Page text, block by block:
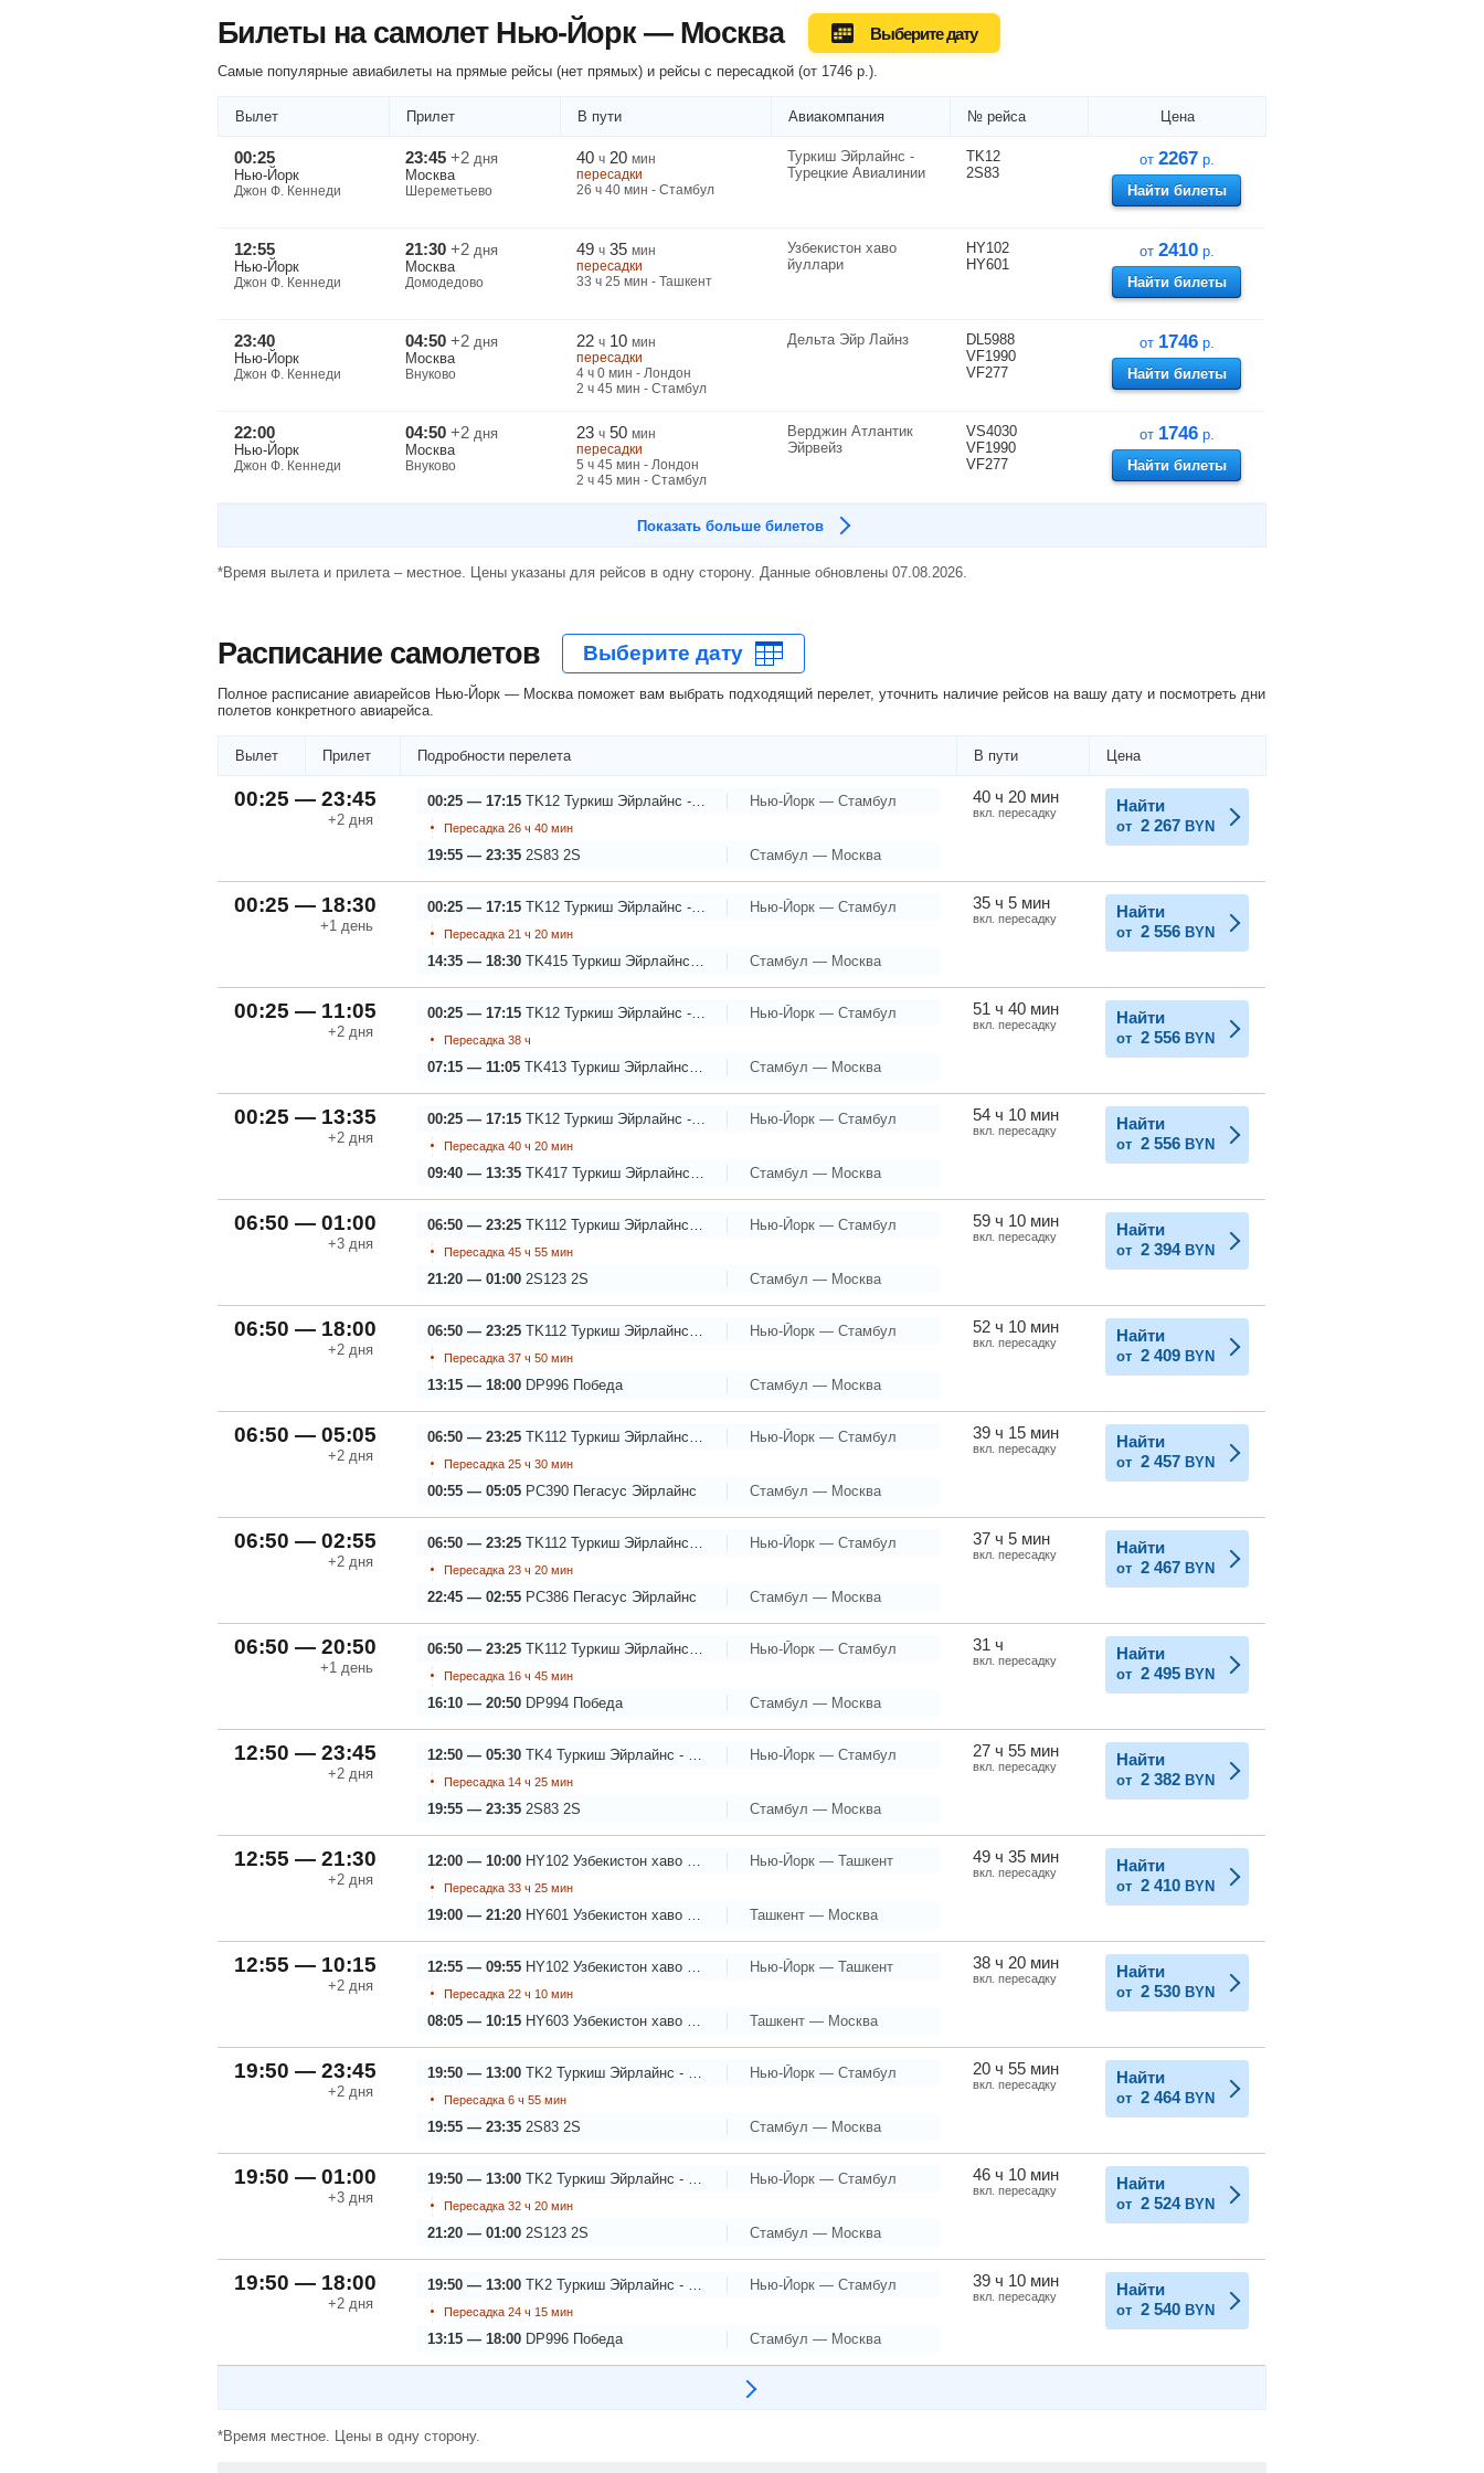
Билеты на самолет Нью-Йорк — Москва Выберите дату
Самые популярные авиабилеты на прямые рейсы (нет прямых) и рейсы с пересадкой (от 1746 р.).
Вылет Прилет В пути Авиакомпания № рейса Цена
00:25
Нью-Йорк
Джон Ф. Кеннеди
23:45 +2 дня
Москва
Шереметьево
40 ч 20 мин
пересадки
26 ч 40 мин - Стамбул
Туркиш Эйрлайнс -
Турецкие Авиалинии
TK12
2S83
от 2267 р.
Найти билеты
12:55
Нью-Йорк
Джон Ф. Кеннеди
21:30 +2 дня
Москва
Домодедово
49 ч 35 мин
пересадки
33 ч 25 мин - Ташкент
Узбекистон хаво
йуллари
HY102
HY601
от 2410 р.
Найти билеты
23:40
Нью-Йорк
Джон Ф. Кеннеди
04:50 +2 дня
Москва
Внуково
22 ч 10 мин
пересадки
4 ч 0 мин - Лондон
2 ч 45 мин - Стамбул
Дельта Эйр Лайнз
DL5988
VF1990
VF277
от 1746 р.
Найти билеты
22:00
Нью-Йорк
Джон Ф. Кеннеди
04:50 +2 дня
Москва
Внуково
23 ч 50 мин
пересадки
5 ч 45 мин - Лондон
2 ч 45 мин - Стамбул
Верджин Атлантик
Эйрвейз
VS4030
VF1990
VF277
от 1746 р.
Найти билеты
Показать больше билетов
*Время вылета и прилета – местное. Цены указаны для рейсов в одну сторону. Данные обновлены 07.08.2026.
Расписание самолетов
Полное расписание авиарейсов Нью-Йорк — Москва поможет вам выбрать подходящий перелет, уточнить наличие рейсов на вашу дату и посмотреть дни
полетов конкретного авиарейса.
Вылет Прилет Подробности перелета В пути Цена
00:25 — 23:45
+2 дня
00:25 — 17:15 TK12 Туркиш Эйрлайнс - Турецкие Авиалинии Нью-Йорк — Стамбул
Пересадка 26 ч 40 мин
19:55 — 23:35 2S83 2S Стамбул — Москва
40 ч 20 мин
вкл. пересадку Найти
от 2 267 BYN
00:25 — 18:30
+1 день
00:25 — 17:15 TK12 Туркиш Эйрлайнс - Турецкие Авиалинии Нью-Йорк — Стамбул
Пересадка 21 ч 20 мин
14:35 — 18:30 TK415 Туркиш Эйрлайнс - Турецкие Авиалинии Стамбул — Москва
35 ч 5 мин
вкл. пересадку Найти
от 2 556 BYN
00:25 — 11:05
+2 дня
00:25 — 17:15 TK12 Туркиш Эйрлайнс - Турецкие Авиалинии Нью-Йорк — Стамбул
Пересадка 38 ч
07:15 — 11:05 TK413 Туркиш Эйрлайнс - Турецкие Авиалинии Стамбул — Москва
51 ч 40 мин
вкл. пересадку Найти
от 2 556 BYN
00:25 — 13:35
+2 дня
00:25 — 17:15 TK12 Туркиш Эйрлайнс - Турецкие Авиалинии Нью-Йорк — Стамбул
Пересадка 40 ч 20 мин
09:40 — 13:35 TK417 Туркиш Эйрлайнс - Турецкие Авиалинии Стамбул — Москва
54 ч 10 мин
вкл. пересадку Найти
от 2 556 BYN
06:50 — 01:00
+3 дня
06:50 — 23:25 TK112 Туркиш Эйрлайнс - Турецкие Авиалинии Нью-Йорк — Стамбул
Пересадка 45 ч 55 мин
21:20 — 01:00 2S123 2S Стамбул — Москва
59 ч 10 мин
вкл. пересадку Найти
от 2 394 BYN
06:50 — 18:00
+2 дня
06:50 — 23:25 TK112 Туркиш Эйрлайнс - Турецкие Авиалинии Нью-Йорк — Стамбул
Пересадка 37 ч 50 мин
13:15 — 18:00 DP996 Победа Стамбул — Москва
52 ч 10 мин
вкл. пересадку Найти
от 2 409 BYN
06:50 — 05:05
+2 дня
06:50 — 23:25 TK112 Туркиш Эйрлайнс - Турецкие Авиалинии Нью-Йорк — Стамбул
Пересадка 25 ч 30 мин
00:55 — 05:05 PC390 Пегасус Эйрлайнс Стамбул — Москва
39 ч 15 мин
вкл. пересадку Найти
от 2 457 BYN
06:50 — 02:55
+2 дня
06:50 — 23:25 TK112 Туркиш Эйрлайнс - Турецкие Авиалинии Нью-Йорк — Стамбул
Пересадка 23 ч 20 мин
22:45 — 02:55 PC386 Пегасус Эйрлайнс Стамбул — Москва
37 ч 5 мин
вкл. пересадку Найти
от 2 467 BYN
06:50 — 20:50
+1 день
06:50 — 23:25 TK112 Туркиш Эйрлайнс - Турецкие Авиалинии Нью-Йорк — Стамбул
Пересадка 16 ч 45 мин
16:10 — 20:50 DP994 Победа Стамбул — Москва
31 ч
вкл. пересадку Найти
от 2 495 BYN
12:50 — 23:45
+2 дня
12:50 — 05:30 TK4 Туркиш Эйрлайнс - Турецкие Авиалинии Нью-Йорк — Стамбул
Пересадка 14 ч 25 мин
19:55 — 23:35 2S83 2S Стамбул — Москва
27 ч 55 мин
вкл. пересадку Найти
от 2 382 BYN
12:55 — 21:30
+2 дня
12:00 — 10:00 HY102 Узбекистон хаво йуллари Нью-Йорк — Ташкент
Пересадка 33 ч 25 мин
19:00 — 21:20 HY601 Узбекистон хаво йуллари Ташкент — Москва
49 ч 35 мин
вкл. пересадку Найти
от 2 410 BYN
12:55 — 10:15
+2 дня
12:55 — 09:55 HY102 Узбекистон хаво йуллари Нью-Йорк — Ташкент
Пересадка 22 ч 10 мин
08:05 — 10:15 HY603 Узбекистон хаво йуллари Ташкент — Москва
38 ч 20 мин
вкл. пересадку Найти
от 2 530 BYN
19:50 — 23:45
+2 дня
19:50 — 13:00 TK2 Туркиш Эйрлайнс - Турецкие Авиалинии Нью-Йорк — Стамбул
Пересадка 6 ч 55 мин
19:55 — 23:35 2S83 2S Стамбул — Москва
20 ч 55 мин
вкл. пересадку Найти
от 2 464 BYN
19:50 — 01:00
+3 дня
19:50 — 13:00 TK2 Туркиш Эйрлайнс - Турецкие Авиалинии Нью-Йорк — Стамбул
Пересадка 32 ч 20 мин
21:20 — 01:00 2S123 2S Стамбул — Москва
46 ч 10 мин
вкл. пересадку Найти
от 2 524 BYN
19:50 — 18:00
+2 дня
19:50 — 13:00 TK2 Туркиш Эйрлайнс - Турецкие Авиалинии Нью-Йорк — Стамбул
Пересадка 24 ч 15 мин
13:15 — 18:00 DP996 Победа Стамбул — Москва
39 ч 10 мин
вкл. пересадку Найти
от 2 540 BYN
*Время местное. Цены в одну сторону.